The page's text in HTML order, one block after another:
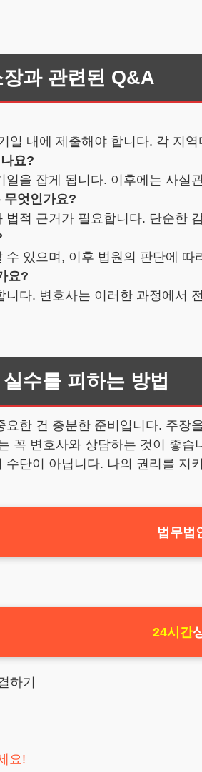
과 관련된 Q&A
일 내에 제출해야 합니다. 각 지
요?
을 잡게 됩니다. 이후에는 사실
무엇인가요?
적 근거가 필요합니다. 단순한
있으며, 이후 법원의 판단에 따
요?
다. 변호사는 이러한 과정에서
수를 피하는 방법
한 건 충분한 준비입니다. 주
꼭 변호사와 상담하는 것이 좋
단이 아닙니다. 나의 권리를
법무법
24시간
하기
요!